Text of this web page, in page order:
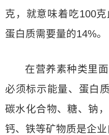
克，就意味着吃100
蛋白质需要量的14%。
在营养素种类里
必须标示能量、蛋白
碳水化合物、糖、钠
钙、铁等矿物质是企业